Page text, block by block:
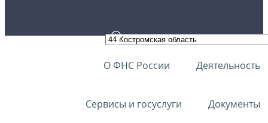
О ФНС России Деятельность
Сервисы и госуслуги Документы